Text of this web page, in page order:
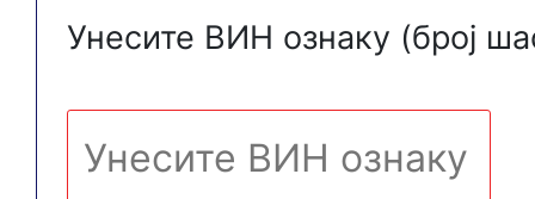
Унесите ВИН ознаку (број